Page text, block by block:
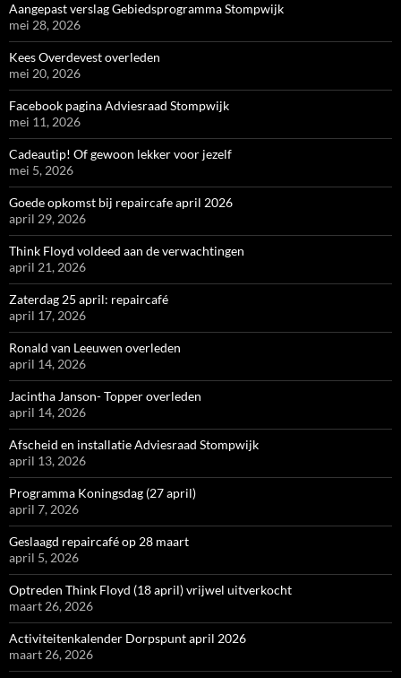
Aangepast verslag Gebiedsprogramma Stompwijk
mei 28, 2026
Kees Overdevest overleden
mei 20, 2026
Facebook pagina Adviesraad Stompwijk
mei 11, 2026
Cadeautip! Of gewoon lekker voor jezelf
mei 5, 2026
Goede opkomst bij repaircafe april 2026
april 29, 2026
Think Floyd voldeed aan de verwachtingen
april 21, 2026
Zaterdag 25 april: repaircafé
april 17, 2026
Ronald van Leeuwen overleden
april 14, 2026
Jacintha Janson- Topper overleden
april 14, 2026
Afscheid en installatie Adviesraad Stompwijk
april 13, 2026
Programma Koningsdag (27 april)
april 7, 2026
Geslaagd repaircafé op 28 maart
april 5, 2026
Optreden Think Floyd (18 april) vrijwel uitverkocht
maart 26, 2026
Activiteitenkalender Dorpspunt april 2026
maart 26, 2026